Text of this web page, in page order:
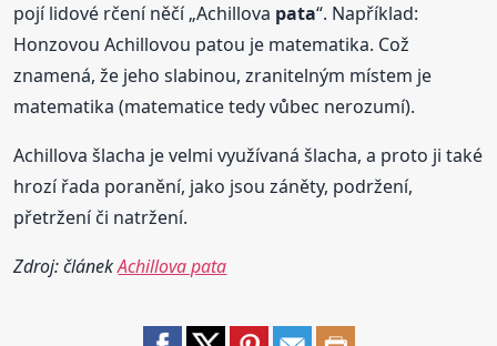
pojí lidové rčení něčí „Achillova pata“. Například:
Honzovou Achillovou patou je matematika. Což
znamená, že jeho slabinou, zranitelným místem je
matematika (matematice tedy vůbec nerozumí).
Achillova šlacha je velmi využívaná šlacha, a proto ji také
hrozí řada poranění, jako jsou záněty, podržení,
přetržení či natržení.
Zdroj: článekAchillova pata